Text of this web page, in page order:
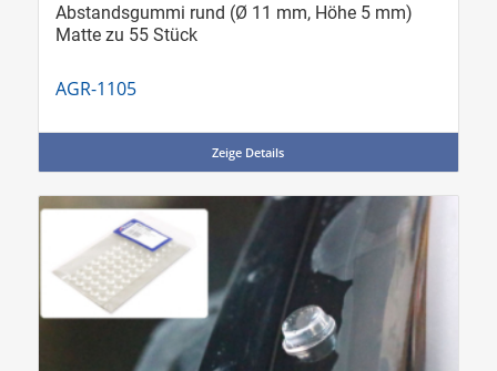
Abstandsgummi rund (Ø 11 mm, Höhe 5 mm)
Matte zu 55 Stück
AGR-1105
Zeige Details